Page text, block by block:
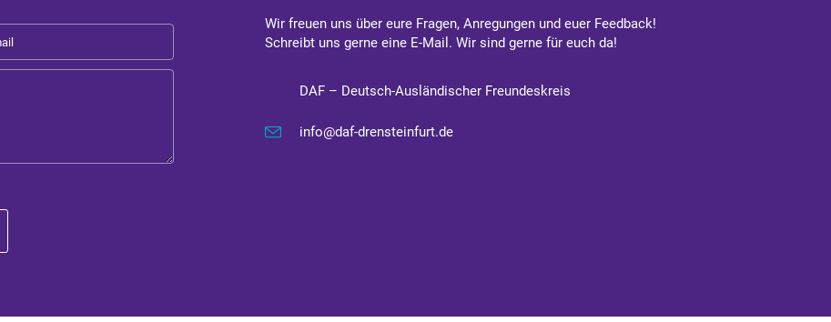
Wir freuen uns über eure Fragen, Anregungen und euer Feedback!
Schreibt uns gerne eine E-Mail. Wir sind gerne für euch da!
DAF – Deutsch-Ausländischer Freundeskreis
info@daf-drensteinfurt.de